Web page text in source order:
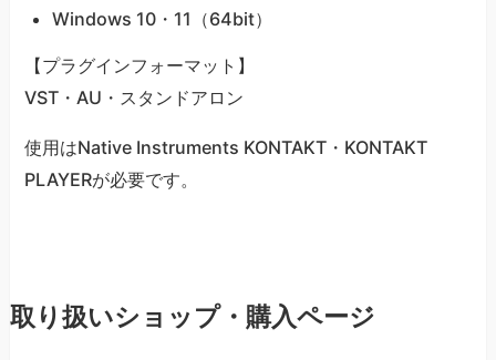
Windows 10・11（64bit）
【プラグインフォーマット】
VST・AU・スタンドアロン
使用はNative Instruments KONTAKT・KONTAKT
PLAYERが必要です。
取り扱いショップ・購入ページ